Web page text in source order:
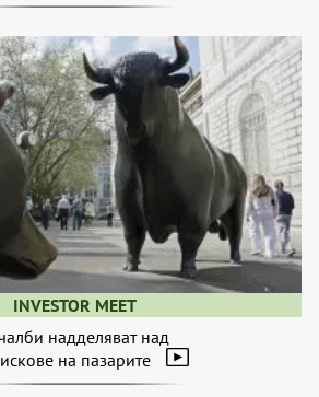
INVESTOR MEET
надделяват над
на пазарите